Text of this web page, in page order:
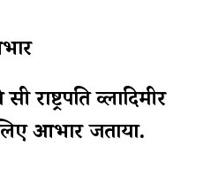
व्लादिमीर
आभार जताया.